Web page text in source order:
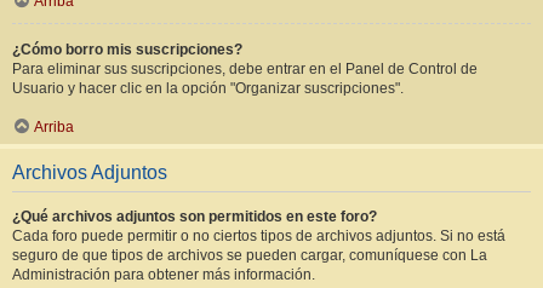
¿Cómo borro mis suscripciones?
Para eliminar sus suscripciones, debe entrar en el Panel de Control de
Usuario y hacer clic en la opción "Organizar suscripciones".
Arriba
Archivos Adjuntos
¿Qué archivos adjuntos son permitidos en este foro?
Cada foro puede permitir o no ciertos tipos de archivos adjuntos. Si no está
seguro de que tipos de archivos se pueden cargar, comuníquese con La
Administración para obtener más información.